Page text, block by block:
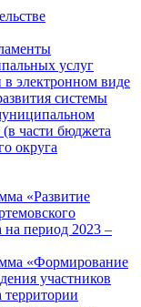
услуг
электронном виде
системы
(в части бюджета
округа
«Развитие
на период 2023 –
«Формирование
участников